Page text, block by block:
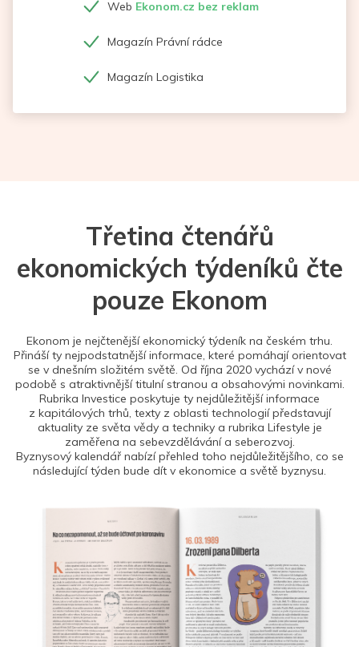
Web Ekonom.cz bez reklam
Magazín Právní rádce
Magazín Logistika
Třetina čtenářů
ekonomických týdeníků čte
pouze Ekonom
Ekonom je nejčtenější ekonomický týdeník na českém trhu.
Přináší ty nejpodstatnější informace, které pomáhají orientovat
se v dnešním složitém světě. Od října 2020 vychází v nové
podobě s atraktivnější titulní stranou a obsahovými novinkami.
Rubrika Investice poskytuje ty nejdůležitější informace
z kapitálových trhů, texty z oblasti technologií představují
aktuality ze světa vědy a techniky a rubrika Lifestyle je
zaměřena na sebevzdělávání a seberozvoj.
Byznysový kalendář nabízí přehled toho nejdůležitějšího, co se
následující týden bude dít v ekonomice a světě byznysu.